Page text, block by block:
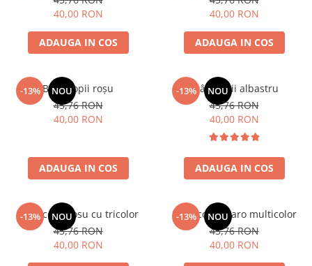
40,00 RON
ADAUGA IN COS
40,00 RON
ADAUGA IN COS
-13% NOU
Brâu copii roșu
45,76 RON
40,00 RON
ADAUGA IN COS
-13% NOU
Brâu copii albastru
45,76 RON
40,00 RON
ADAUGA IN COS
-13% NOU
Brâu copii rosu cu tricolor
45,76 RON
40,00 RON
-13% NOU
Brâu copii maro multicolor
45,76 RON
40,00 RON